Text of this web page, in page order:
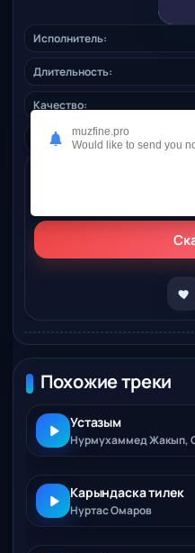
Исполнитель:
Длительность:
Качество:
Дата релиза:
Похожие треки
Устазым
Нурмухаммед Жакып,
Карындаска тилек
Нуртас Омаров
muzfine.pro
Would like to send you